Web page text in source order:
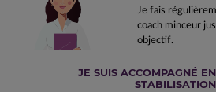
Je fais
coach minceur
objectif.
JE SUIS ACCOMPAGNÉ EN
STABILISATION